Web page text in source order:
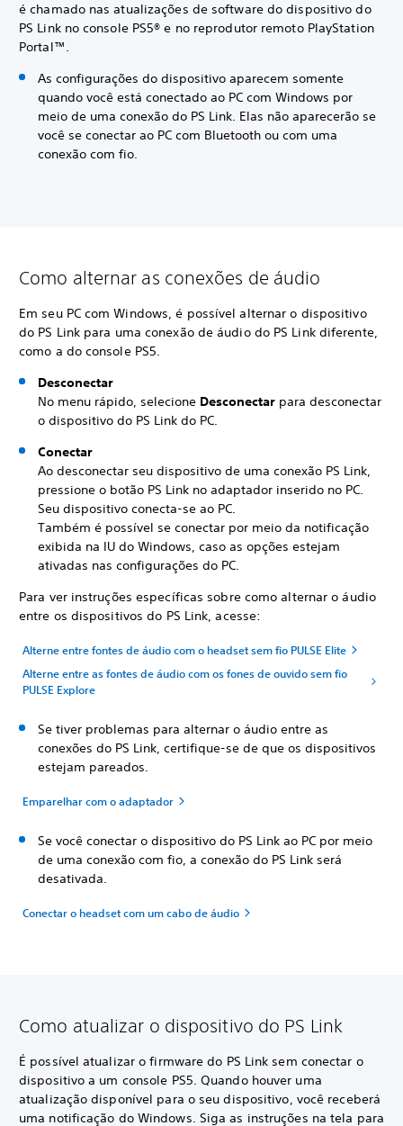
é chamado nas atualizações de software do dispositivo do
PS Link no console PS5® e no reprodutor remoto PlayStation
Portal™.
As configurações do dispositivo aparecem somente
quando você está conectado ao PC com Windows por
meio de uma conexão do PS Link. Elas não aparecerão se
você se conectar ao PC com Bluetooth ou com uma
conexão com fio.
Como alternar as conexões de áudio
Em seu PC com Windows, é possível alternar o dispositivo
do PS Link para uma conexão de áudio do PS Link diferente,
como a do console PS5.
Desconectar
No menu rápido, selecione Desconectar para desconectar
o dispositivo do PS Link do PC.
Conectar
Ao desconectar seu dispositivo de uma conexão PS Link,
pressione o botão PS Link no adaptador inserido no PC.
Seu dispositivo conecta-se ao PC.
Também é possível se conectar por meio da notificação
exibida na IU do Windows, caso as opções estejam
ativadas nas configurações do PC.
Para ver instruções específicas sobre como alternar o áudio
entre os dispositivos do PS Link, acesse:
Alterne entre fontes de áudio com o headset sem fio PULSE Elite
Alterne entre as fontes de áudio com os fones de ouvido sem fio
PULSE Explore
Se tiver problemas para alternar o áudio entre as
conexões do PS Link, certifique-se de que os dispositivos
estejam pareados.
Emparelhar com o adaptador
Se você conectar o dispositivo do PS Link ao PC por meio
de uma conexão com fio, a conexão do PS Link será
desativada.
Conectar o headset com um cabo de áudio
Como atualizar o dispositivo do PS Link
É possível atualizar o firmware do PS Link sem conectar o
dispositivo a um console PS5. Quando houver uma
atualização disponível para o seu dispositivo, você receberá
uma notificação do Windows. Siga as instruções na tela para